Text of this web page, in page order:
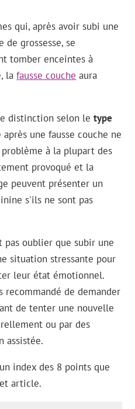
qui, après avoir subi une
de grossesse, se
tomber enceintes à
lafausse couche aura
distinction selon letype
après une fausse couche ne
à la plupart des
provoqué et la
peuvent présenter un
s'ils ne sont pas
pas oublier que subir une
situation stressante pour
leur état émotionnel.
recommandé de demander
de tenter une nouvelle
ou par des
assistée.
index des 8 points que
article.